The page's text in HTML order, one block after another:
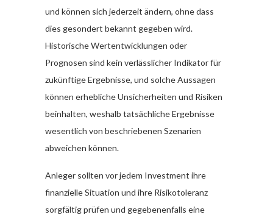
und können sich jederzeit ändern, ohne dass
dies gesondert bekannt gegeben wird.
Historische Wertentwicklungen oder
Prognosen sind kein verlässlicher Indikator für
zukünftige Ergebnisse, und solche Aussagen
können erhebliche Unsicherheiten und Risiken
beinhalten, weshalb tatsächliche Ergebnisse
wesentlich von beschriebenen Szenarien
abweichen können.
Anleger sollten vor jedem Investment ihre
finanzielle Situation und ihre Risikotoleranz
sorgfältig prüfen und gegebenenfalls eine